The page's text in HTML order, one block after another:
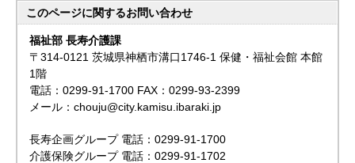
このページに関するお問い合わせ
福祉部 長寿介護課
〒314-0121 茨城県神栖市溝口1746-1 保健・福祉会館 本館
1階
電話：0299-91-1700 FAX：0299-93-2399
メール：chouju@city.kamisu.ibaraki.jp
長寿企画グループ 電話：0299-91-1700
介護保険グループ 電話：0299-91-1702